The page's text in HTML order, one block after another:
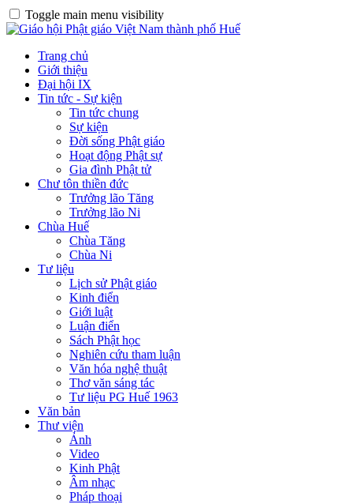
Toggle main menu visibility
Trang chủ
Giới thiệu
Đại hội IX
Tin tức - Sự kiện
Tin tức chung
Sự kiện
Đời sống Phật giáo
Hoạt động Phật sự
Gia đình Phật tử
Chư tôn thiền đức
Trưởng lão Tăng
Trưởng lão Ni
Chùa Huế
Chùa Tăng
Chùa Ni
Tư liệu
Lịch sử Phật giáo
Kinh điển
Giới luật
Luận điển
Sách Phật học
Nghiên cứu tham luận
Văn hóa nghệ thuật
Thơ văn sáng tác
Tư liệu PG Huế 1963
Văn bản
Thư viện
Ảnh
Video
Kinh Phật
Âm nhạc
Pháp thoại